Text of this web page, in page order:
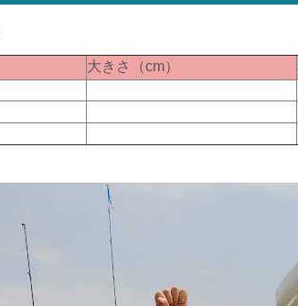
大きさ（cm）